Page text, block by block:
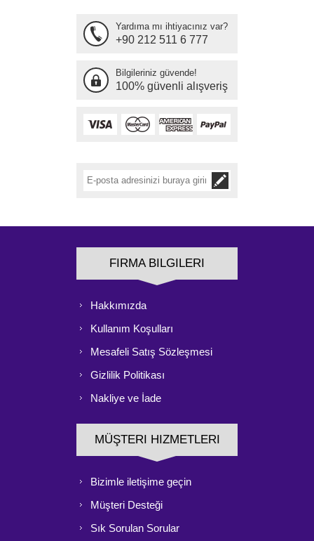
Yardıma mı ihtiyacınız var?
+90 212 511 6 777
Bilgileriniz güvende!
100% güvenli alışveriş
FIRMA BILGILERI
Hakkımızda
Kullanım Koşulları
Mesafeli Satış Sözleşmesi
Gizlilik Politikası
Nakliye ve İade
MÜŞTERI HIZMETLERI
Bizimle iletişime geçin
Müşteri Desteği
Sık Sorulan Sorular